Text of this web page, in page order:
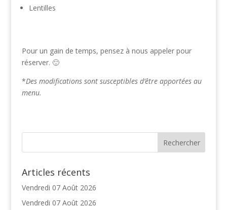
Lentilles
Pour un gain de temps, pensez à nous appeler pour
réserver. 🙂
*Des modifications sont susceptibles d’être apportées au
menu.
Articles récents
Vendredi 07 Août 2026
Vendredi 07 Août 2026